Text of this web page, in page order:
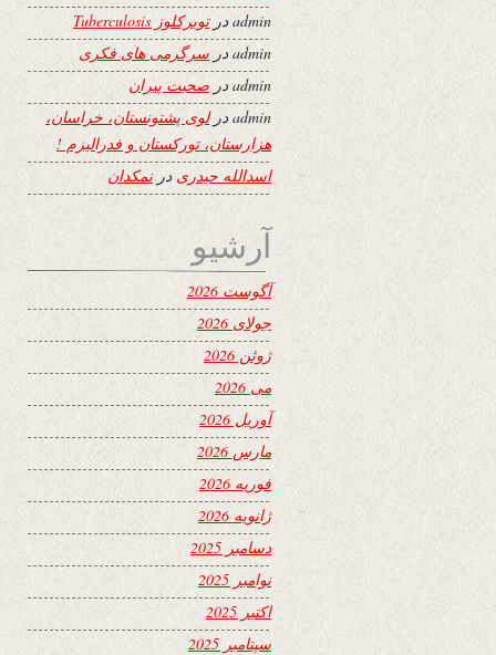
adminدرتوبرکلوز Tuberculosis
adminدر سرگرمی های فکری
admin در صحبت پیران
adminدرلوی پشتونستان، خراسان،
هزارستان، تورکستان و فدرالیزم !
اسدالله حیدری درنمکدان
آرشیو
آگوست 2026
جولای 2026
ژوئن 2026
می 2026
آوریل 2026
مارس 2026
فوریه 2026
ژانویه 2026
دسامبر 2025
نوامبر 2025
اکتبر 2025
سپتامبر 2025